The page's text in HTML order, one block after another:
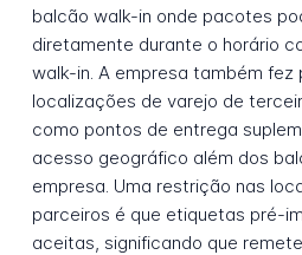
balcão walk-in onde pacotes
diretamente durante o horário
walk-in. A empresa também fez
localizações de varejo de
como pontos de entrega
acesso geográfico além dos
empresa. Uma restrição nas
parceiros é que etiquetas pré-
aceitas, significando que